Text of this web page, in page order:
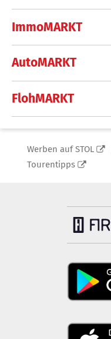
ImmoMARKT
AutoMARKT
FlohMARKT
Werben auf STOL
Tourentipps